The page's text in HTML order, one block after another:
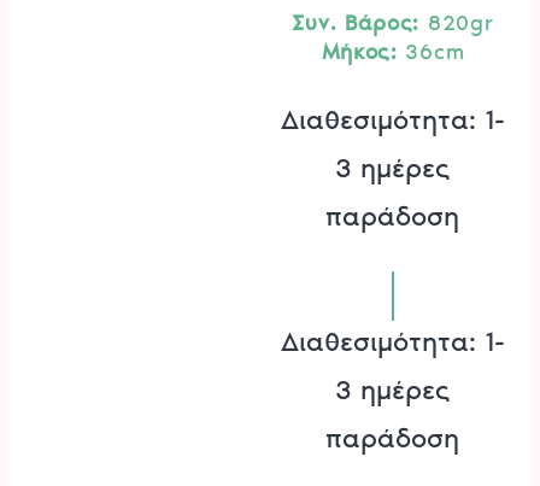
Συν. Βάρος: 820gr
Μήκος: 36cm
Διαθεσιμότητα: 1-
3 ημέρες
παράδοση
Διαθεσιμότητα: 1-
3 ημέρες
παράδοση